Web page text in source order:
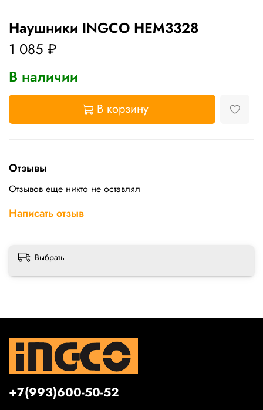
Наушники INGCO HEM3328
1 085 ₽
В наличии
В корзину
Отзывы
Отзывов еще никто не оставлял
Написать отзыв
Выбрать
+7(993)600-50-52